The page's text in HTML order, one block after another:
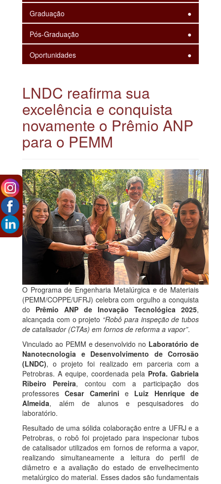
Graduação
Pós-Graduação
Oportunidades
LNDC reafirma sua
excelência e conquista
novamente o Prêmio ANP
para o PEMM
O Programa de Engenharia Metalúrgica e de Materiais
(PEMM/COPPE/UFRJ) celebra com orgulho a conquista
do Prêmio ANP de Inovação Tecnológica 2025,
alcançada com o projeto “Robô para inspeção de tubos
de catalisador (CTAs) em fornos de reforma a vapor”.
Vinculado ao PEMM e desenvolvido no Laboratório de
Nanotecnologia e Desenvolvimento de Corrosão
(LNDC), o projeto foi realizado em parceria com a
Petrobras. A equipe, coordenada pela Profa. Gabriela
Ribeiro Pereira, contou com a participação dos
professoresCesar Camerini e Luiz Henrique de
Almeida, além de alunos e pesquisadores do
laboratório.
Resultado de uma sólida colaboração entre a UFRJ e a
Petrobras, o robô foi projetado para inspecionar tubos
de catalisador utilizados em fornos de reforma a vapor,
realizando simultaneamente a leitura do perfil de
diâmetro e a avaliação do estado de envelhecimento
metalúrgico do material. Esses dados são fundamentais